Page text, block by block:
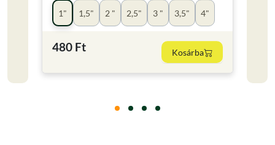
1"
1,5" 2 " 2,5" 3 " 3,5" 4"
480 Ft Kosárba